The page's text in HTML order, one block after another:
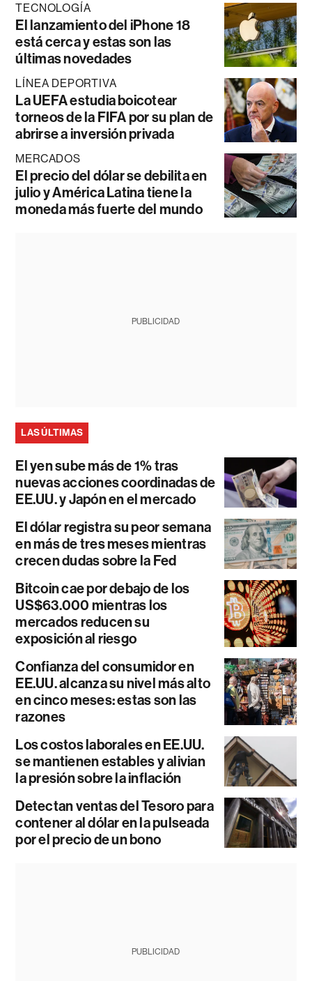
TECNOLOGÍA
El lanzamiento del iPhone 18
está cerca y estas son las
últimas novedades
LÍNEA DEPORTIVA
La UEFA estudia boicotear
torneos de la FIFA por su plan de
abrirse a inversión privada
MERCADOS
El precio del dólar se debilita en
julio y América Latina tiene la
moneda más fuerte del mundo
PUBLICIDAD
LAS ÚLTIMAS
El yen sube más de 1% tras
nuevas acciones coordinadas de
EE.UU. y Japón en el mercado
El dólar registra su peor semana
en más de tres meses mientras
crecen dudas sobre la Fed
Bitcoin cae por debajo de los
US$63.000 mientras los
mercados reducen su
exposición al riesgo
Confianza del consumidor en
EE.UU. alcanza su nivel más alto
en cinco meses: estas son las
razones
Los costos laborales en EE.UU.
se mantienen estables y alivian
la presión sobre la inflación
Detectan ventas del Tesoro para
contener al dólar en la pulseada
por el precio de un bono
PUBLICIDAD